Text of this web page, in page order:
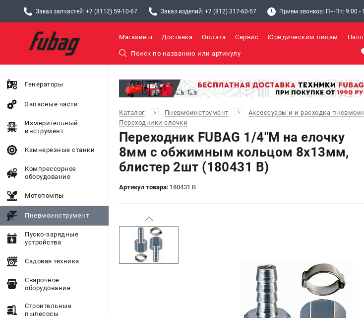
Заказ запчастей: +7 (8112) 59-10-67 Заказ изделий: +7 (812) 317-60-57 Прием звонков: Пн-Пт: 9:00 -
Магазины Доставка Оплата Сервис Юридическим лицам
Генераторы
Запасные части
Измерительный
инструмент
Камнерезные станки
Компрессорное
оборудование
Мотопомпы
Пневмоинструмент
Пуско-зарядные
устройства
Садовая техника
Сварочное
оборудование
Строительные
пылесосы
Каталог Пневмоинструмент Аксессуары и и расходка
Переходники елочки
Переходник FUBAG 1/4"M на елочку
8мм с обжимным кольцом 8x13мм,
блистер 2шт (180431 B)
Артикул товара: 180431 B